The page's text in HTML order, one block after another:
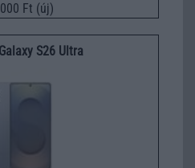
Ft (új)
S26 Ultra